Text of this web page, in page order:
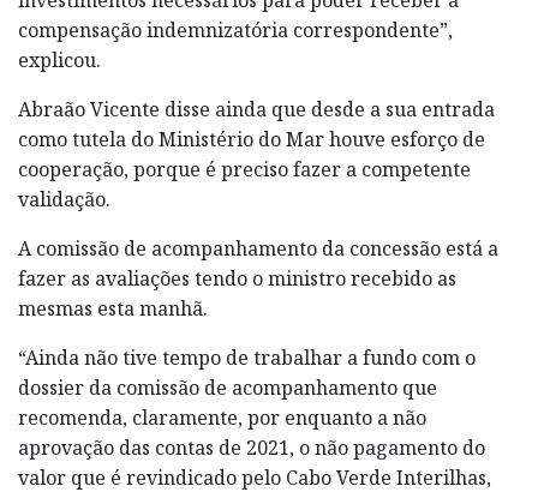
compensação indemnizatória correspondente”,
explicou.
Abraão Vicente disse ainda que desde a sua entrada
como tutela do Ministério do Mar houve esforço de
cooperação, porque é preciso fazer a competente
validação.
A comissão de acompanhamento da concessão está a
fazer as avaliações tendo o ministro recebido as
mesmas esta manhã.
“Ainda não tive tempo de trabalhar a fundo com o
dossier da comissão de acompanhamento que
recomenda, claramente, por enquanto a não
aprovação das contas de 2021, o não pagamento do
valor que é revindicado pelo Cabo Verde Interilhas,